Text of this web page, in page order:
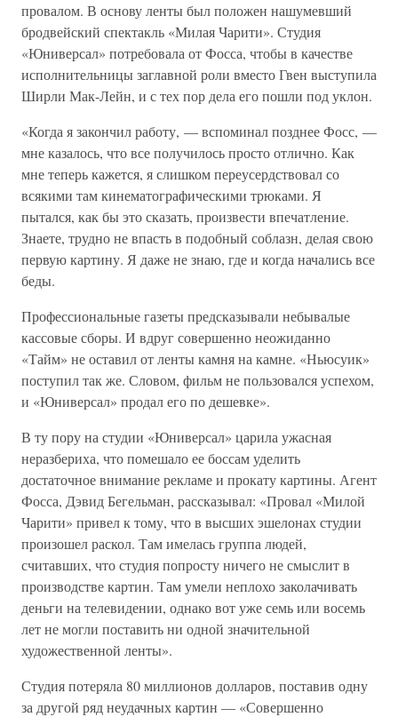
провалом. В основу ленты был положен нашумевший
бродвейский спектакль «Милая Чарити». Студия
«Юниверсал» потребовала от Фосса, чтобы в качестве
исполнительницы заглавной роли вместо Гвен выступила
Ширли Мак-Лейн, и с тех пор дела его пошли под уклон.
«Когда я закончил работу, — вспоминал позднее Фосс, —
мне казалось, что все получилось просто отлично. Как
мне теперь кажется, я слишком переусердствовал со
всякими там кинематографическими трюками. Я
пытался, как бы это сказать, произвести впечатление.
Знаете, трудно не впасть в подобный соблазн, делая свою
первую картину. Я даже не знаю, где и когда начались все
беды.
Профессиональные газеты предсказывали небывалые
кассовые сборы. И вдруг совершенно неожиданно
«Тайм» не оставил от ленты камня на камне. «Ньюсуик»
поступил так же. Словом, фильм не пользовался успехом,
и «Юниверсал» продал его по дешевке».
В ту пору на студии «Юниверсал» царила ужасная
неразбериха, что помешало ее боссам уделить
достаточное внимание рекламе и прокату картины. Агент
Фосса, Дэвид Бегельман, рассказывал: «Провал «Милой
Чарити» привел к тому, что в высших эшелонах студии
произошел раскол. Там имелась группа людей,
считавших, что студия попросту ничего не смыслит в
производстве картин. Там умели неплохо заколачивать
деньги на телевидении, однако вот уже семь или восемь
лет не могли поставить ни одной значительной
художественной ленты».
Студия потеряла 80 миллионов долларов, поставив одну
за другой ряд неудачных картин — «Совершенно